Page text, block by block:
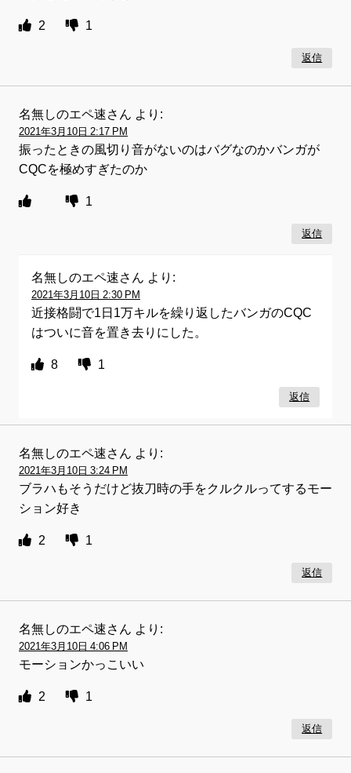
2 1
返信
名無しのエペ速さん より:
2021年3月10日 2:17 PM
振ったときの風切り音がないのはバグなのかバンガが
CQCを極めすぎたのか
1
返信
名無しのエペ速さん より:
2021年3月10日 2:30 PM
近接格闘で1日1万キルを繰り返したバンガのCQC
はついに音を置き去りにした。
8 1
返信
名無しのエペ速さん より:
2021年3月10日 3:24 PM
ブラハもそうだけど抜刀時の手をクルクルってするモー
ション好き
2 1
返信
名無しのエペ速さん より:
2021年3月10日 4:06 PM
モーションかっこいい
2 1
返信